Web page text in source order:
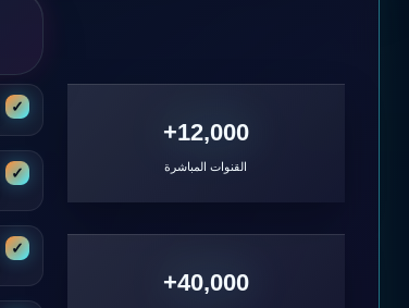
12,000+
القنوات المباشرة
40,000+